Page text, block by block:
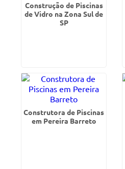
Construção de Piscinas
de Vidro na Zona Sul de
SP
Construtora de Piscinas
em Pereira Barreto